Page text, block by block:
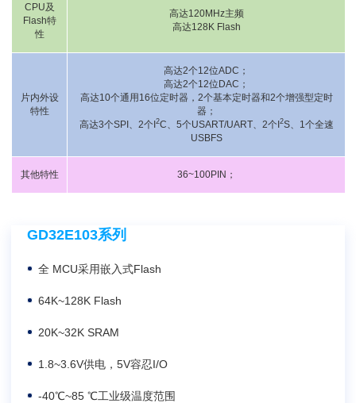
CPU及
Flash特
性
高达120MHz主频
高达128K Flash
片内外设
特性
高达2个12位ADC；
高达2个12位DAC；
高达10个通用16位定时器，2个基本定时器和2个增强型定时
器；
高达3个SPI、2个I2C、5个USART/UART、2个I2S、1个全速
USBFS
其他特性 36~100PIN；
GD32E103系列
全 MCU采用嵌入式Flash
64K~128K Flash
20K~32K SRAM
1.8~3.6V供电，5V容忍I/O
-40℃~85 ℃工业级温度范围